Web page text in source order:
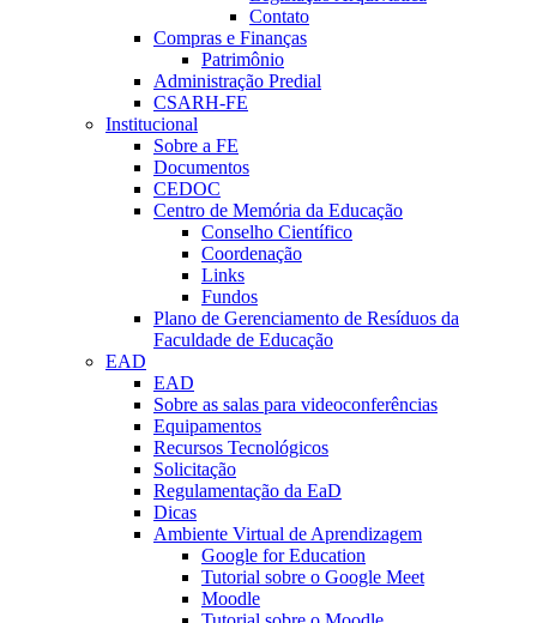
Contato
Compras e Finanças
Patrimônio
Administração Predial
CSARH-FE
Institucional
Sobre a FE
Documentos
CEDOC
Centro de Memória da Educação
Conselho Científico
Coordenação
Links
Fundos
Plano de Gerenciamento de Resíduos da
Faculdade de Educação
EAD
EAD
Sobre as salas para videoconferências
Equipamentos
Recursos Tecnológicos
Solicitação
Regulamentação da EaD
Dicas
Ambiente Virtual de Aprendizagem
Google for Education
Tutorial sobre o Google Meet
Moodle